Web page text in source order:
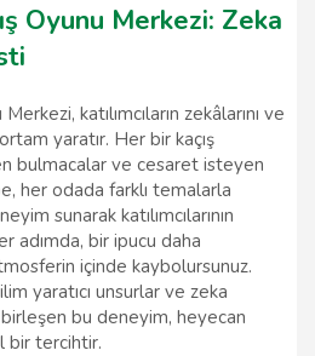
Oyunu Merkezi: Zeka
katılımcıların zekâlarını ve
yaratır. Her bir kaçış
bulmacalar ve cesaret isteyen
her odada farklı temalarla
sunarak katılımcılarının
adımda, bir ipucu daha
içinde kaybolursunuz.
yaratıcı unsurlar ve zeka
bu deneyim, heyecan
bir tercihtir.